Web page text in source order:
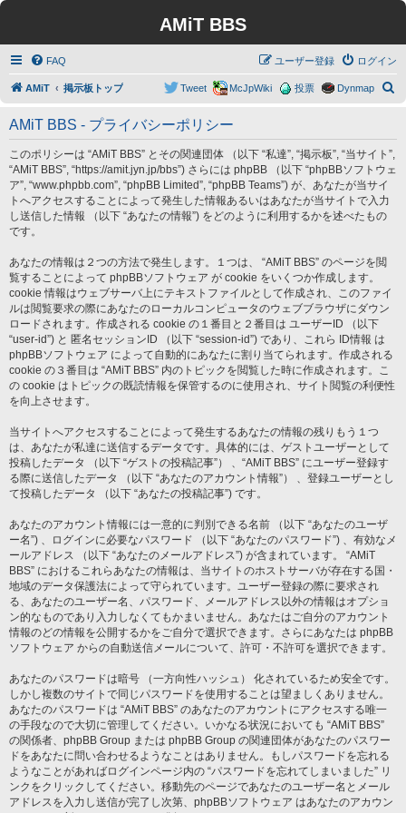
AMiT BBS
FAQ ログイン
ユーザー登録
AMiT 掲示板トップ Dynmap
投票
McJpWiki
Tweet
AMiT BBS - プライバシーポリシー
このポリシーは “AMiT BBS” とその関連団体 （以下 “私達”, “掲示板”, “当サイト”,
“AMiT BBS”, “https://amit.jyn.jp/bbs”) さらには phpBB （以下 “phpBBソフトウェ
ア”, “www.phpbb.com”, “phpBB Limited”, “phpBB Teams”) が、あなたが当サイ
トへアクセスすることによって発生した情報あるいはあなたが当サイトで入力
し送信した情報 （以下 “あなたの情報”) をどのように利用するかを述べたもの
です。
あなたの情報は２つの方法で発生します。１つは、 “AMiT BBS” のページを閲
覧することによって phpBBソフトウェア が cookie をいくつか作成します。
cookie 情報はウェブサーバ上にテキストファイルとして作成され、このファイ
ルは閲覧要求の際にあなたのローカルコンピュータのウェブブラウザにダウン
ロードされます。作成される cookie の１番目と２番目は ユーザーID （以下
“user-id”) と 匿名セッションID （以下 “session-id”) であり、これら ID情報 は
phpBBソフトウェア によって自動的にあなたに割り当てられます。作成される
cookie の３番目は “AMiT BBS” 内のトピックを閲覧した時に作成されます。こ
の cookie はトピックの既読情報を保管するのに使用され、サイト閲覧の利便性
を向上させます。
当サイトへアクセスすることによって発生するあなたの情報の残りもう１つ
は、あなたが私達に送信するデータです。具体的には、ゲストユーザーとして
投稿したデータ （以下 “ゲストの投稿記事”） 、“AMiT BBS” にユーザー登録す
る際に送信したデータ （以下 “あなたのアカウント情報”） 、登録ユーザーとし
て投稿したデータ （以下 “あなたの投稿記事”) です。
あなたのアカウント情報には一意的に判別できる名前 （以下 “あなたのユーザ
ー名”) 、ログインに必要なパスワード （以下 “あなたのパスワード”) 、有効なメ
ールアドレス （以下 “あなたのメールアドレス”) が含まれています。 “AMiT
BBS” におけるこれらあなたの情報は、当サイトのホストサーバが存在する国・
地域のデータ保護法によって守られています。ユーザー登録の際に要求され
る、あなたのユーザー名、パスワード、メールアドレス以外の情報はオプショ
ン的なものであり入力しなくてもかまいません。あなたはご自分のアカウント
情報のどの情報を公開するかをご自分で選択できます。さらにあなたは phpBB
ソフトウェア からの自動送信メールについて、許可・不許可を選択できます。
あなたのパスワードは暗号 （一方向性ハッシュ） 化されているため安全です。
しかし複数のサイトで同じパスワードを使用することは望ましくありません。
あなたのパスワードは “AMiT BBS” のあなたのアカウントにアクセスする唯一
の手段なので大切に管理してください。いかなる状況においても “AMiT BBS”
の関係者、phpBB Group または phpBB Group の関連団体があなたのパスワー
ドをあなたに問い合わせるようなことはありません。もしパスワードを忘れる
ようなことがあればログインページ内の “パスワードを忘れてしまいました” リ
ンクをクリックしてください。移動先のページであなたのユーザー名とメール
アドレスを入力し送信が完了し次第、phpBBソフトウェア はあなたのアカウン